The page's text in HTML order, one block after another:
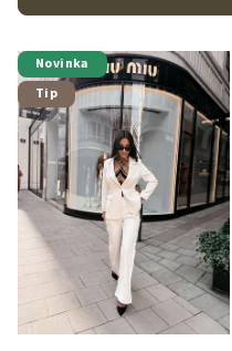
p
r
o
d
u
k
t
V
ý
p
s
p
d
u
Novinka
Tip